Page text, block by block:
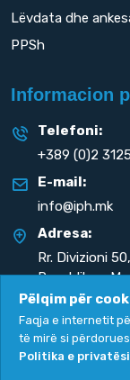
Lëvdata dhe
PPSh
Informacion
Telefoni:
+389 (0)2
E-mail:
info@iph.mk
Adresa:
Rr. Divizioni 50,
Republika e
Politika e
Pëlqim për
Faqja e internetit
të mirë si
Politika e